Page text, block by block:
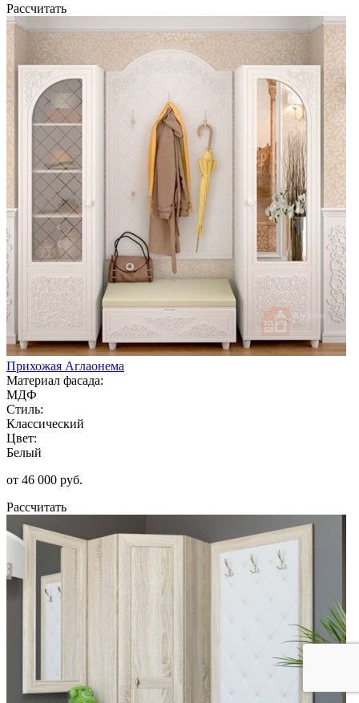
Рассчитать
Прихожая Аглаонема
Материал фасада:
МДФ
Стиль:
Классический
Цвет:
Белый
от 46 000 руб.
Рассчитать